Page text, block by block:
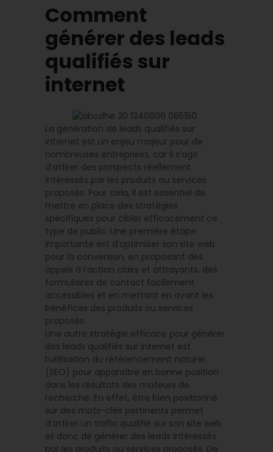
Comment
générer des leads
qualifiés sur
internet
La génération de leads qualifiés sur
internet est un enjeu majeur pour de
nombreuses entreprises, car il s’agit
d’attirer des prospects réellement
intéressés par les produits ou services
proposés. Pour cela, il est essentiel de
mettre en place des stratégies
spécifiques pour cibler efficacement ce
type de public. Une première étape
importante est d’optimiser son site web
pour la conversion, en proposant des
appels à l’action clairs et attrayants, des
formulaires de contact facilement
accessibles et en mettant en avant les
bénéfices des produits ou services
proposés.
Une autre stratégie efficace pour générer
des leads qualifiés sur internet est
l’utilisation du référencement naturel
(SEO) pour apparaître en bonne position
dans les résultats des moteurs de
recherche. En effet, être bien positionné
sur des mots-clés pertinents permet
d’attirer un trafic qualifié sur son site web
et donc de générer des leads intéressés
par les produits ou services proposés. De